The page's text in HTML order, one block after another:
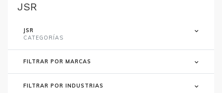
JSR
JSR
CATEGORÍAS
FILTRAR POR MARCAS
FILTRAR POR INDUSTRIAS